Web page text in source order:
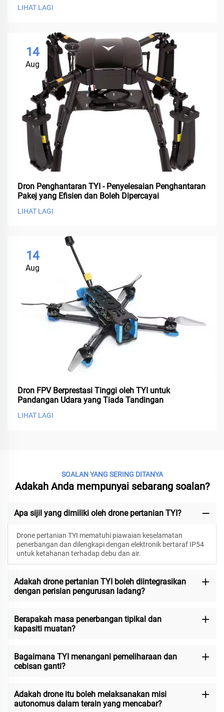
LIHAT LAGI
14
Aug
Dron Penghantaran TYI - Penyelesaian Penghantaran
Pakej yang Efisien dan Boleh Dipercayai
LIHAT LAGI
14
Aug
Dron FPV Berprestasi Tinggi oleh TYI untuk
Pandangan Udara yang Tiada Tandingan
LIHAT LAGI
SOALAN YANG SERING DITANYA
Adakah Anda mempunyai sebarang soalan?
Apa sijil yang dimiliki oleh drone pertanian TYI?
Drone pertanian TYI mematuhi piawaian keselamatan
penerbangan dan dilengkapi dengan elektronik bertaraf IP54
untuk ketahanan terhadap debu dan air.
Adakah drone pertanian TYI boleh diintegrasikan
dengan perisian pengurusan ladang?
Berapakah masa penerbangan tipikal dan
kapasiti muatan?
Bagaimana TYI menangani pemeliharaan dan
cebisan ganti?
Adakah drone itu boleh melaksanakan misi
autonomus dalam terain yang mencabar?